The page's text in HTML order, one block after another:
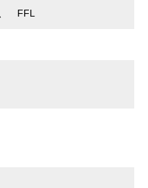
FFL